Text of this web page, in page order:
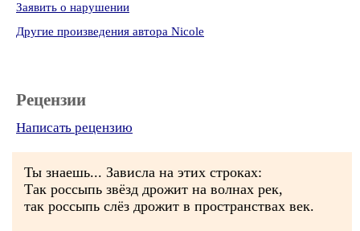
Заявить о нарушении
Другие произведения автора Nicole
Рецензии
Написать рецензию
Ты знаешь... Зависла на этих строках:
Так россыпь звёзд дрожит на волнах рек,
так россыпь слёз дрожит в пространствах век.